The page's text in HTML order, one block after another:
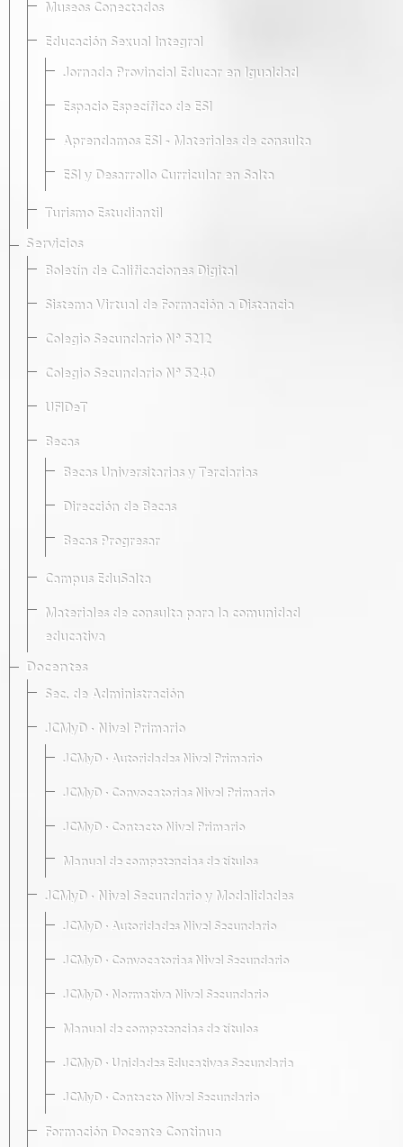
Museos Conectados
Educación Sexual Integral
Jornada Provincial Educar en Igualdad
Espacio Específico de ESI
Aprendamos ESI - Materiales de consulta
ESI y Desarrollo Curricular en Salta
Turismo Estudiantil
Servicios
Boletín de Calificaciones Digital
Sistema Virtual de Formación a Distancia
Colegio Secundario Nº 5212
Colegio Secundario Nº 5240
UFIDeT
Becas
Becas Universitarias y Terciarias
Dirección de Becas
Becas Progresar
Campus EduSalta
Materiales de consulta para la comunidad
educativa
Docentes
Sec. de Administración
JCMyD · Nivel Primario
JCMyD · Autoridades Nivel Primario
JCMyD · Convocatorias Nivel Primario
JCMyD · Contacto Nivel Primario
Manual de competencias de títulos
JCMyD · Nivel Secundario y Modalidades
JCMyD · Autoridades Nivel Secundario
JCMyD · Convocatorias Nivel Secundario
JCMyD · Normativa Nivel Secundario
Manual de competencias de títulos
JCMyD · Unidades Educativas Secundaria
JCMyD · Contacto Nivel Secundario
Formación Docente Continua